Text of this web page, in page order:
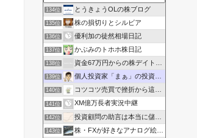
134位 とうきょうOLの株ブログ
135位 株の損切りとシルビア
136位 優利加の徒然相場日記
137位 かぶみのトホホ株日記
138位 資金67万円からの株デイトレ収支記録
139位 個人投資家「まぁ」の投資ブログ《資産倍増化》
140位 コツコツ売買で挫折から這い上がりたい
141位 XM億万長者実況中継
142位 投資顧問の助言は本当に儲かるのかリアルにやってみた
143位 株・FXが好きなアナログ絵描きの日常│a.mayu blog